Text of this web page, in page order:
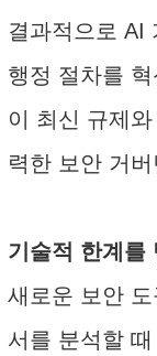
결과적으로 AI
행정 절차를
이 최신 규제
력한 보안 거
기술적 한계를
새로운 보안
서를 분석할